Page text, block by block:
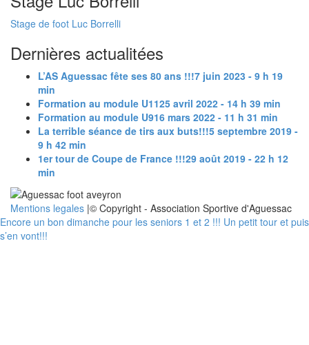
Stage de foot Luc Borrelli
Dernières actualitées
L’AS Aguessac fête ses 80 ans !!!7 juin 2023 - 9 h 19
min
Formation au module U1125 avril 2022 - 14 h 39 min
Formation au module U916 mars 2022 - 11 h 31 min
La terrible séance de tirs aux buts!!!5 septembre 2019 -
9 h 42 min
1er tour de Coupe de France !!!29 août 2019 - 22 h 12
min
Mentions legales |© Copyright - Association Sportive d'Aguessac
Encore un bon dimanche pour les seniors 1 et 2 !!! Un petit tour et puis
s’en vont!!!